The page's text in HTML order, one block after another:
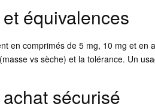
équivalences
en comprimés de 5 mg, 10 mg et
(masse vs sèche) et la tolérance. Un
sécurisé